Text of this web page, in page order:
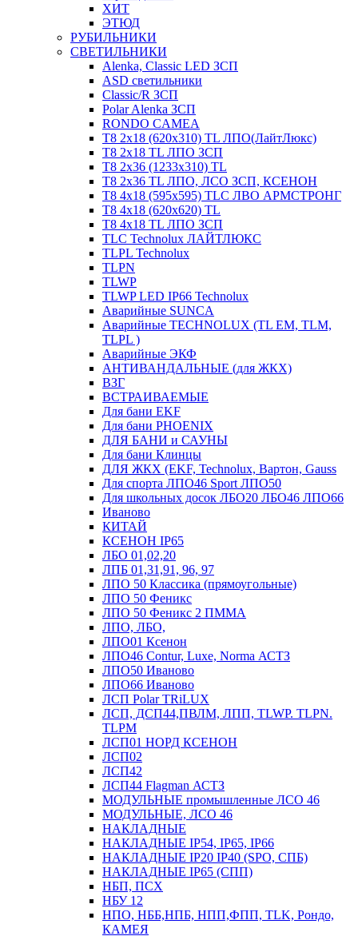
ХИТ
ЭТЮД
РУБИЛЬНИКИ
СВЕТИЛЬНИКИ
Alenka, Classic LED ЗСП
ASD светильники
Classic/R ЗСП
Polar Alenka ЗСП
RONDO CAMEA
T8 2х18 (620х310) TL ЛПО(ЛайтЛюкс)
T8 2х18 TL ЛПО ЗСП
T8 2х36 (1233х310) TL
T8 2х36 TL ЛПО, ЛСО ЗСП, КСЕНОН
T8 4х18 (595х595) TLC ЛВО АРМСТРОНГ
T8 4х18 (620х620) TL
T8 4х18 TL ЛПО ЗСП
TLC Technolux ЛАЙТЛЮКС
TLPL Technolux
TLPN
TLWP
TLWP LED IP66 Technolux
Аварийные SUNCA
Аварийные ТECHNOLUX (TL EM, TLM,
TLPL )
Аварийные ЭКФ
АНТИВАНДАЛЬНЫЕ (для ЖКХ)
ВЗГ
ВСТРАИВАЕМЫЕ
Для бани EKF
Для бани PHOENIX
ДЛЯ БАНИ и САУНЫ
Для бани Клинцы
ДЛЯ ЖКХ (EKF, Technolux, Вартон, Gauss
Для спорта ЛПО46 Sport ЛПО50
Для школьных досок ЛБО20 ЛБО46 ЛПО66
Иваново
КИТАЙ
КСЕНОН IP65
ЛБО 01,02,20
ЛПБ 01,31,91, 96, 97
ЛПО 50 Классика (прямоугольные)
ЛПО 50 Феникс
ЛПО 50 Феникс 2 ПММА
ЛПО, ЛБО,
ЛПО01 Ксенон
ЛПО46 Contur, Luxe, Norma АСТЗ
ЛПО50 Иваново
ЛПО66 Иваново
ЛСП Polar TRiLUX
ЛСП, ДСП44,ПВЛМ, ЛПП, TLWP. TLPN.
TLPM
ЛСП01 НОРД КСЕНОН
ЛСП02
ЛСП42
ЛСП44 Flagman АСТЗ
МОДУЛЬНЫЕ промышленные ЛСО 46
МОДУЛЬНЫЕ, ЛСО 46
НАКЛАДНЫЕ
НАКЛАДНЫЕ IP54, IP65, IP66
НАКЛАДНЫЕ IP20 IP40 (SPO, СПБ)
НАКЛАДНЫЕ IP65 (СПП)
НБП, ПСХ
НБУ 12
НПО, НББ,НПБ, НПП,ФПП, TLK, Рондо,
КАМЕЯ